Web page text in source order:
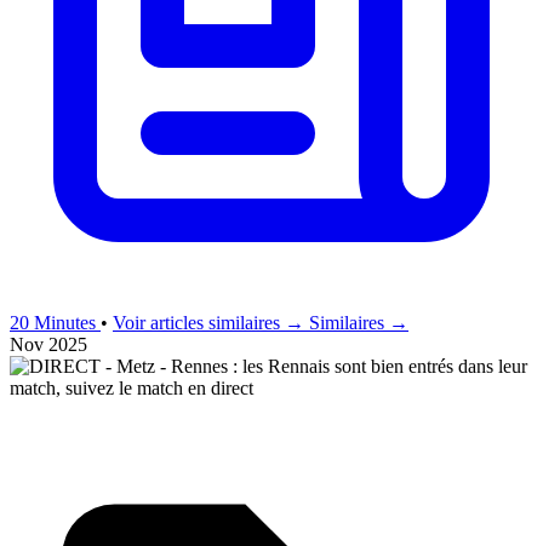
20 Minutes • Voir articles similaires → Similaires →
Nov 2025